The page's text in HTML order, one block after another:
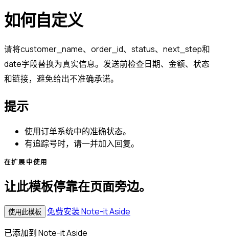
如何自定义
请将customer_name、order_id、status、next_step和
date字段替换为真实信息。发送前检查日期、金额、状态
和链接，避免给出不准确承诺。
提示
使用订单系统中的准确状态。
有追踪号时，请一并加入回复。
在扩展中使用
让此模板停靠在页面旁边。
使用此模板
免费安装 Note-it Aside
已添加到 Note-it Aside